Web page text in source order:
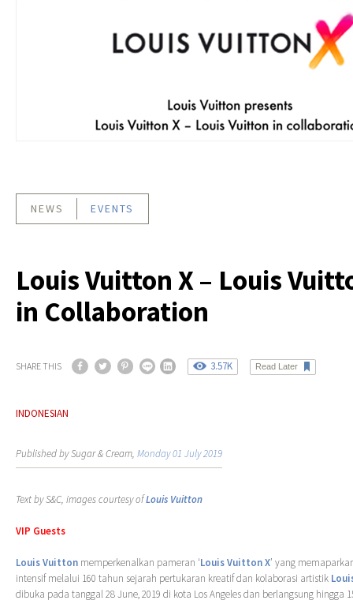
NEWS EVENTS
Louis Vuitton X – Louis
in Collaboration
SHARE THIS 3.57K Read Later
INDONESIAN
Published by Sugar & Cream, Monday 01 July 2019
Text by S&C, images courtesy ofLouis Vuitton
VIP Guests
Louis Vuitton memperkenalkan pameran ‘Louis Vuitton X’ yang
intensif melalui 160 tahun sejarah pertukaran kreatif dan kolaborasi artistik
dibuka pada tanggal 28 June, 2019 di kota Los Angeles dan berlangsung hingga